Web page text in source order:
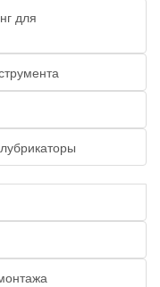
для